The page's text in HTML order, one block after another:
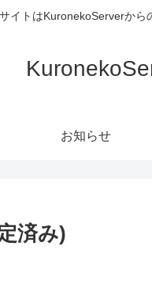
イトはKuronekoServerから
お知らせ
済み)